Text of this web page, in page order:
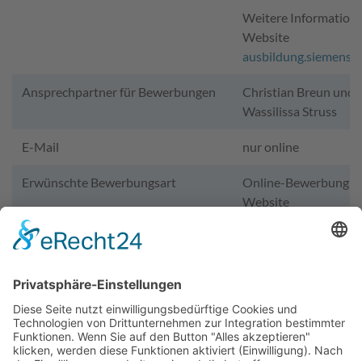
Weitere
Website
Ansprechpartner für Bewerbungen
Christian Breun und
Wassilissa Struss
E-Mail nur online
Erwünschte Bewerbungsart
Online-Bewerbung
Website
um den YouTube Video-Service
zu laden!
Wir verwenden einen Service eines Drittanbieters,